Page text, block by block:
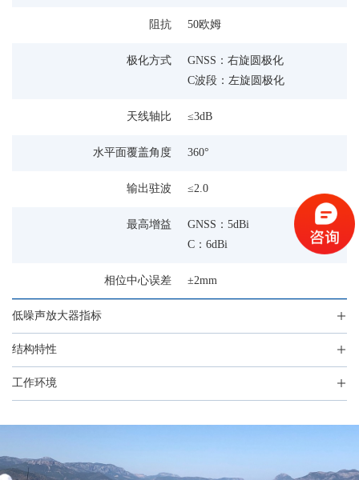
阻抗 50欧姆
极化方式
GNSS：右旋圆极化
C波段：左旋圆极化
天线轴比 ≤3dB
水平面覆盖角度 360°
输出驻波 ≤2.0
最高增益
GNSS：5dBi
C：6dBi
相位中心误差 ±2mm
低噪声放大器指标
结构特性
工作环境